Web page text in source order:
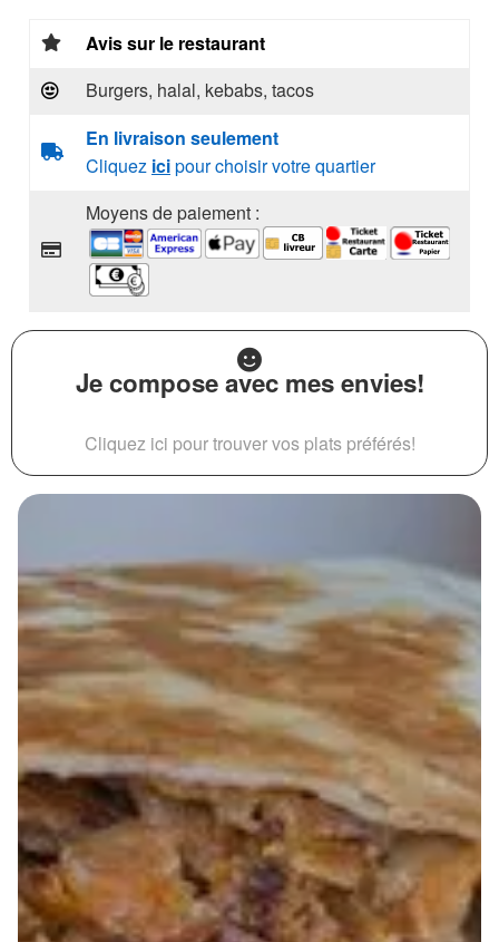
Avis sur le restaurant
Burgers, halal, kebabs, tacos
En livraison seulement
Cliquez icipour choisir votre quartier
Moyens de paiement :
Je compose avec mes envies!
Cliquez ici pour trouver vos plats préférés!